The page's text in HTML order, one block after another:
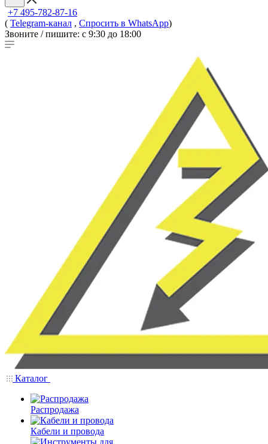
+7 495-782-87-16
( Telegram-канал , Спросить в WhatsApp)
Звоните / пишите: с 9:30 до 18:00
Каталог
Распродажа
Кабели и провода